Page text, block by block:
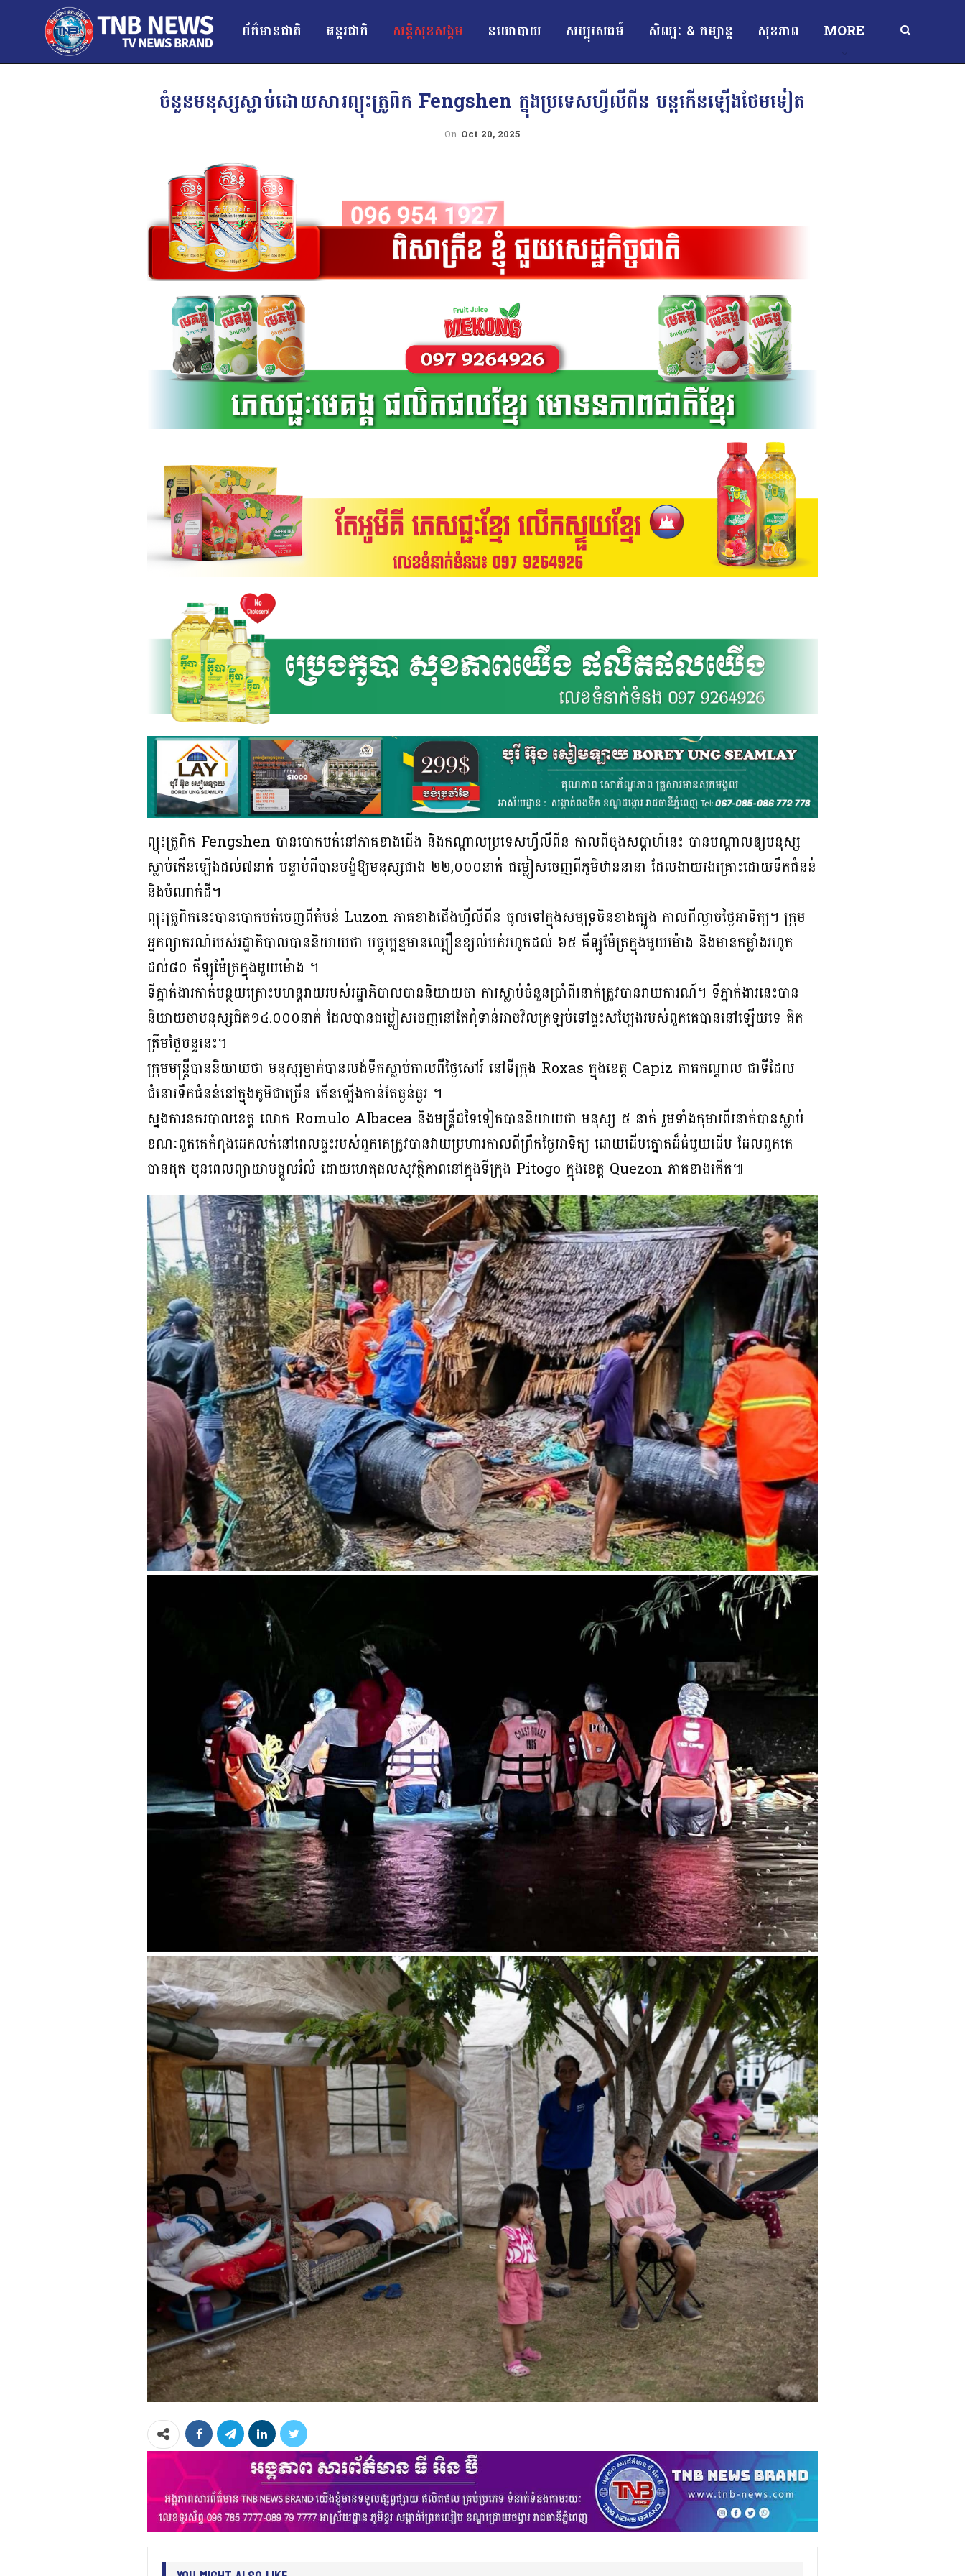
ព័ត៌មានជាតិ អន្ដរជាតិ សន្តិសុខសង្គម នយោបាយ សប្បុរសធម៍ សិល្បៈ & កម្សាន្ត សុខភាព MORE
ចំនួនមនុស្សស្លាប់ដោយសារព្យុះត្រូពិក Fengshen ក្នុងប្រទេសហ្វីលីពីន បន្តកើនឡើងថែមទៀត
On Oct 20, 2025
ព្យុះត្រូពិក Fengshen បានបោកបក់នៅភាគខាងជើង និងកណ្តាលប្រទេសហ្វីលីពីន កាលពីចុងសប្តាហ៍នេះ បានបណ្ដាលឲ្យមនុស្ស
ស្លាប់កើនឡើងដល់៧នាក់ បន្ទាប់ពីបានបង្ខំឱ្យមនុស្សជាង ២២,០០០នាក់ ជម្លៀសចេញពីភូមិឋាននានា ដែលងាយរងគ្រោះដោយទឹកជំនន់
និងបំណាក់ដី។
ព្យុះត្រូពិកនេះបានបោកបក់ចេញពីតំបន់ Luzon ភាគខាងជើងហ្វីលីពីន ចូលទៅក្នុងសមុទ្រចិនខាងត្បូង កាលពីល្ងាចថ្ងៃអាទិត្យ។ ក្រុម
អ្នកព្យាករណ៍របស់រដ្ឋាភិបាលបាននិយាយថា បច្ចុប្បន្នមានល្បឿនខ្យល់បក់រហូតដល់ ៦៥ គីឡូម៉ែត្រក្នុងមួយម៉ោង និងមានកម្លាំងរហូត
ដល់៨០ គីឡូម៉ែត្រក្នុងមួយម៉ោង ។
ទីភ្នាក់ងារកាត់បន្ថយគ្រោះមហន្តរាយរបស់រដ្ឋាភិបាលបាននិយាយថា ការស្លាប់ចំនួនប្រាំពីរនាក់ត្រូវបានរាយការណ៍។ ទីភ្នាក់ងារនេះបាន
និយាយថាមនុស្សជិត១៤.០០០នាក់ ដែលបានជម្លៀសចេញនៅតែពុំទាន់អាចវិលត្រឡប់ទៅផ្ទះសម្បែងរបស់ពួកគេបាននៅឡើយទេ គិត
ត្រឹមថ្ងៃចន្ទនេះ។
ក្រុមមន្ត្រីបាននិយាយថា មនុស្សម្នាក់បានលង់ទឹកស្លាប់កាលពីថ្ងៃសៅរ៍ នៅទីក្រុង Roxas ក្នុងខេត្ត Capiz ភាគកណ្តាល ជាទីដែល
ជំនោរទឹកជំនន់នៅក្នុងភូមិជាច្រើន កើនឡើងកាន់តែធ្ងន់ធ្ងរ ។
ស្នងការនគរបាលខេត្ត លោក Romulo Albacea និងមន្ត្រីដទៃទៀតបាននិយាយថា មនុស្ស ៥ នាក់ រួមទាំងកុមារពីរនាក់បានស្លាប់
ខណៈពួកគេកំពុងដេកលក់នៅពេលផ្ទះរបស់ពួកគេត្រូវបានវាយប្រហារកាលពីព្រឹកថ្ងៃអាទិត្យ ដោយដើមត្នោតដ៏ធំមួយដើម ដែលពួកគេ
បានដុត មុនពេលព្យាយាមផ្តួលរំលំ ដោយហេតុផលសុវត្ថិភាពនៅក្នុងទីក្រុង Pitogo ក្នុងខេត្ត Quezon ភាគខាងកើត៕